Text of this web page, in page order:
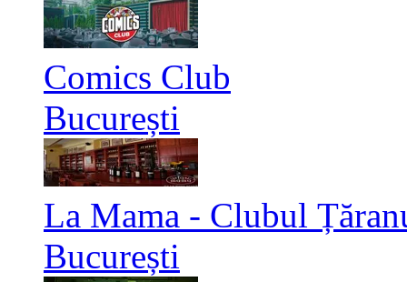
Comics Club
București
La Mama - Clubul
București